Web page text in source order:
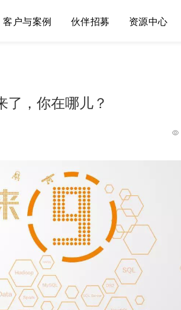
客户与案例 伙伴招募 资源中心
，你在哪儿？